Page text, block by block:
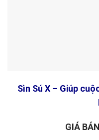
Sìn Sú X – Giúp
GIÁ